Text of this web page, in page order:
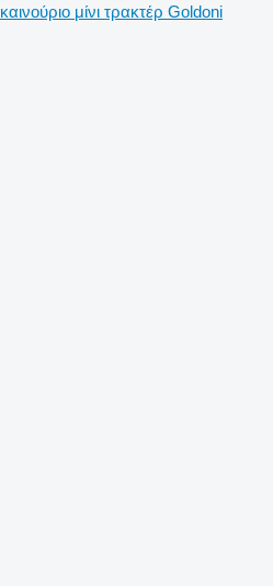
καινούριο μίνι τρακτέρ Goldoni